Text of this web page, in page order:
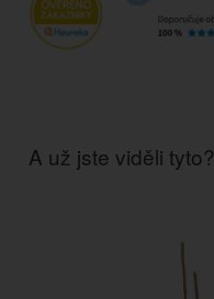
A už jste viděli tyto?